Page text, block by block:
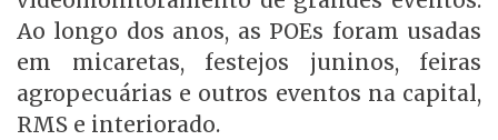
Ao longo dos anos, as POEs foram usadas
em micaretas, festejos juninos, feiras
agropecuárias e outros eventos na capital,
RMS e interiorado.